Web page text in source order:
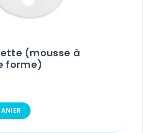
(mousse à
forme)